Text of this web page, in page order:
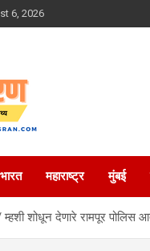
6, 2026
भारत महाराष्ट्र मुंबई
म्‍हशी शोधून देणारे रामपूर पोलिस